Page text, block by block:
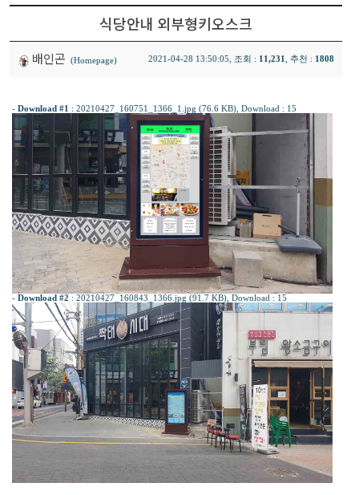
식당안내 외부형키오스크
배인곤 (Homepage) 2021-04-28 13:50:05, 조회 : 11,231 , 추천 : 1808
- Download #1 : 20210427_160751_1366_1.jpg (76.6 KB) , Download : 15
- Download #2 : 20210427_160843_1366.jpg (91.7 KB) , Download : 15